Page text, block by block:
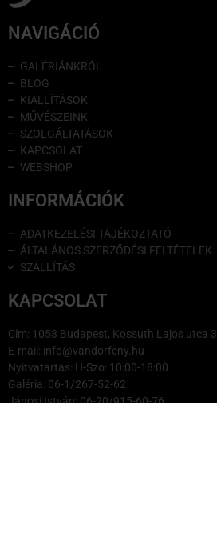
NAVIGÁCIÓ
GALÉRIÁNKRÓL
BLOG
KIÁLLÍTÁSOK
MŰVÉSZEINK
SZOLGÁLTATÁSOK
KAPCSOLAT
WEBSHOP
INFORMÁCIÓK
ADATKEZELÉSI TÁJÉKOZTATÓ
ÁLTALÁNOS SZERZŐDÉSI FELTÉTELEK
SZÁLLÍTÁS
KAPCSOLAT
Cím: 1053 Budapest, Kossuth Lajos utca 3.
E-mail: info@vandorfeny.hu
Nyitvatartás: H-Szo: 10:00-18:00
Galéria: 06-1/267-52-62
Jánosi István: 06-20/915-60-76